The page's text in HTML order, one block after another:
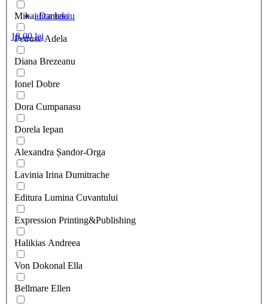
Mihai Daniela
Petruse Adela
Diana Brezeanu
Ionel Dobre
Dora Cumpanasu
Dorela Iepan
Alexandra Șandor-Orga
Lavinia Irina Dumitrache
Editura Lumina Cuvantului
Expression Printing&Publishing
Halikias Andreea
Von Dokonal Ella
Bellmare Ellen
anca baciu
18,00lei